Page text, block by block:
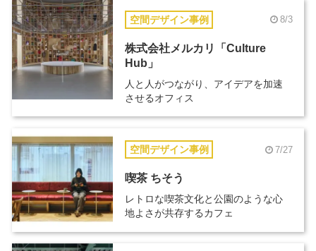
空間デザイン事例 8/3
株式会社メルカリ「Culture
Hub」
人と人がつながり、アイデアを加速
させるオフィス
空間デザイン事例 7/27
喫茶 ちそう
レトロな喫茶文化と公園のような心
地よさが共存するカフェ